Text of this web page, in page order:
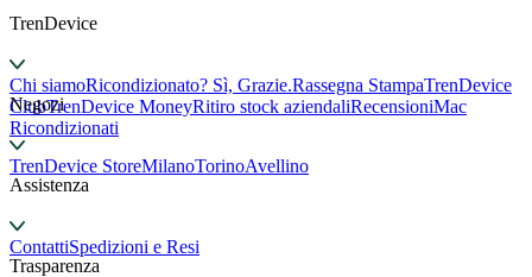
TrenDevice
Chi siamoRicondizionato? Sì, Grazie.Rassegna StampaTrenDevice
ClubTrenDevice MoneyRitiro stock aziendaliRecensioniMac
Ricondizionati
Negozi
TrenDevice StoreMilanoTorinoAvellino
Assistenza
ContattiSpedizioni e Resi
Trasparenza